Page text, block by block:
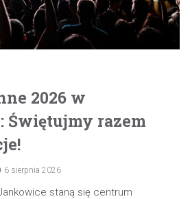
2026 w
Świętujmy razem
6 sierpnia 2026
staną się centrum